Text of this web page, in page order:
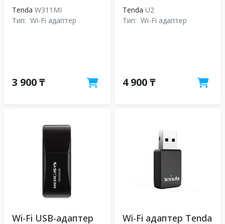
Tenda W311MI
Тип: Wi-Fi адаптер
3 900 ₸
Tenda U2
Тип: Wi-Fi адаптер
4 900 ₸
Wi-Fi USB-адаптер
Wi-Fi адаптер Tenda